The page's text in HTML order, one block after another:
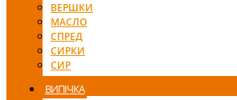
ВЕРШКИ
МАСЛО
СПРЕД
СИРКИ
СИР
ВИПІЧКА